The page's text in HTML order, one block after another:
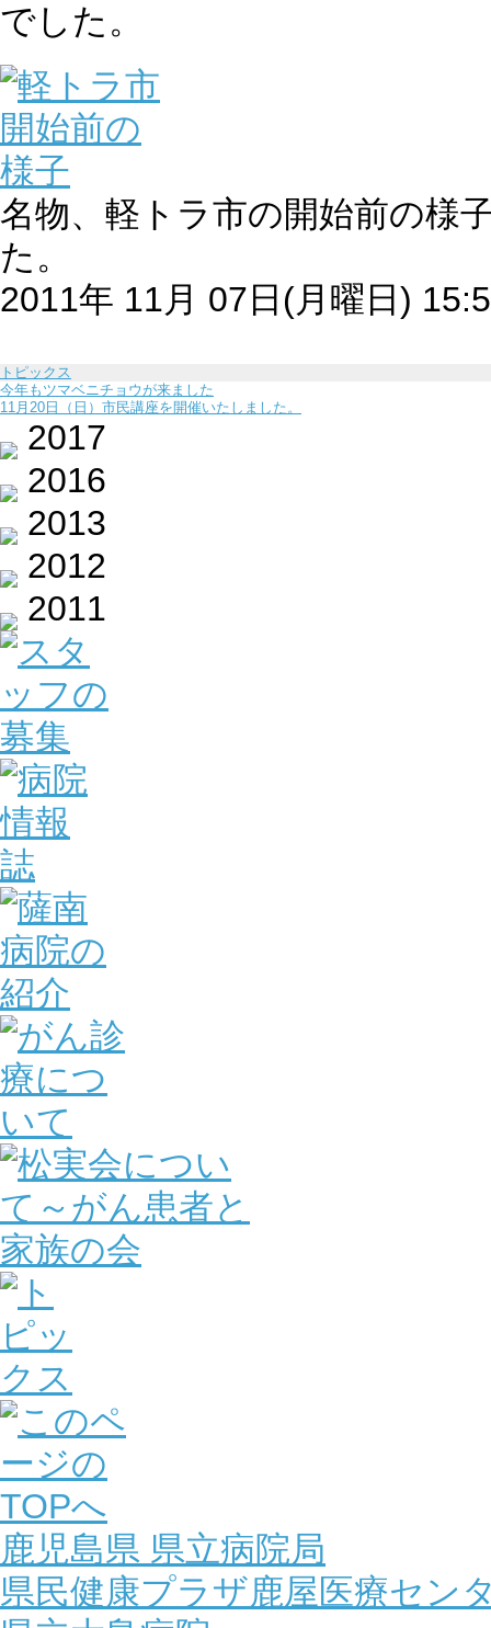
でした。
名物、軽トラ市の開始前の様
た。
2011年 11月 07日(月曜日)
トピックス
今年もツマベニチョウが来ました
11月20日（日）市民講座を開催いたしました。
2017
2016
2013
2012
2011
鹿児島県 県立病院局
県民健康プラザ鹿屋医療セン